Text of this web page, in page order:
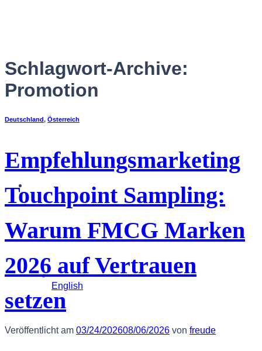
Deutsch
English
Schlagwort-Archive:
Promotion
Deutschland, Österreich
Empfehlungsmarketing
Touchpoint Sampling:
Warum FMCG Marken
2026 auf Vertrauen
setzen
Veröffentlicht am 03/24/202608/06/2026 von freude